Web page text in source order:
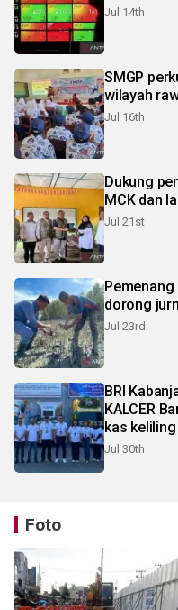
Jul 14th
SMGP
wilayah
Jul 16th
Dukung
MCK dan
Jul 21st
Pemenang
dorong
Jul 23rd
BRI
KALCER
kas
pelosok
Jul 30th
Foto